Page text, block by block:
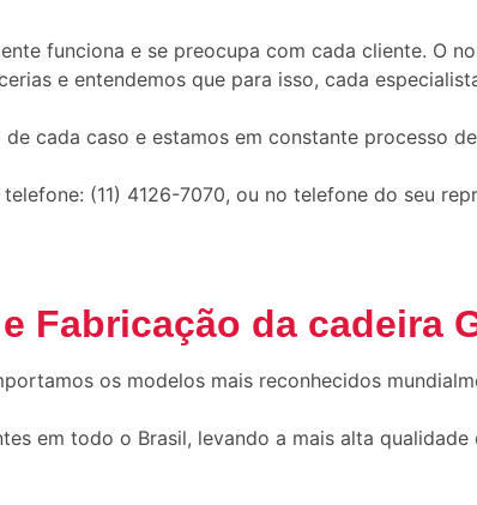
funciona e se preocupa com cada cliente. O
e entendemos que para isso, cada
cada caso e estamos em constante processo
(11) 4126-7070, ou no telefone do seu
Fabricação da cadeira
os modelos mais reconhecidos
em todo o Brasil, levando a mais alta